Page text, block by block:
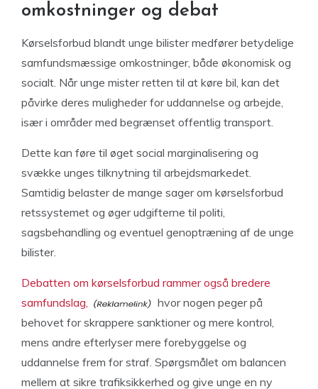
omkostninger og debat
Kørselsforbud blandt unge bilister medfører betydelige
samfundsmæssige omkostninger, både økonomisk og
socialt. Når unge mister retten til at køre bil, kan det
påvirke deres muligheder for uddannelse og arbejde,
især i områder med begrænset offentlig transport.
Dette kan føre til øget social marginalisering og
svække unges tilknytning til arbejdsmarkedet.
Samtidig belaster de mange sager om kørselsforbud
retssystemet og øger udgifterne til politi,
sagsbehandling og eventuel genoptræning af de unge
bilister.
Debatten om kørselsforbud rammer også bredere
samfundslag,
hvor nogen peger på
behovet for skrappere sanktioner og mere kontrol,
mens andre efterlyser mere forebyggelse og
uddannelse frem for straf. Spørgsmålet om balancen
mellem at sikre trafiksikkerhed og give unge en ny